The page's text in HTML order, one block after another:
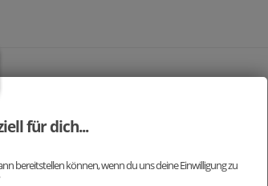
dazu:
Bestseller
für dich...
bereitstellen können, wenn du uns deine Einwilligung zu